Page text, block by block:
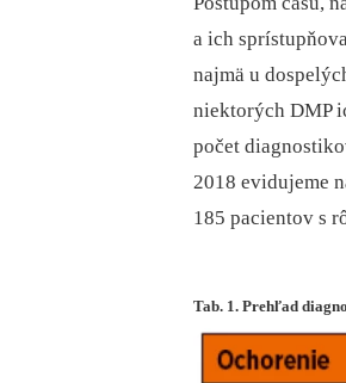
a ich
najmä u
niektorých DMP
počet
2018 evidujeme
185 pacientov s
Tab. 1. Prehľad